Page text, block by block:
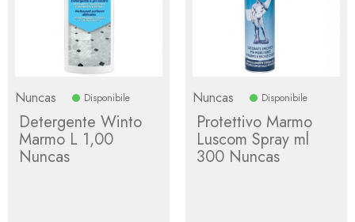
Nuncas Disponibile
Detergente Winto
Marmo L 1,00
Nuncas
Nuncas Disponibile
Protettivo Marmo
Luscom Spray ml
300 Nuncas